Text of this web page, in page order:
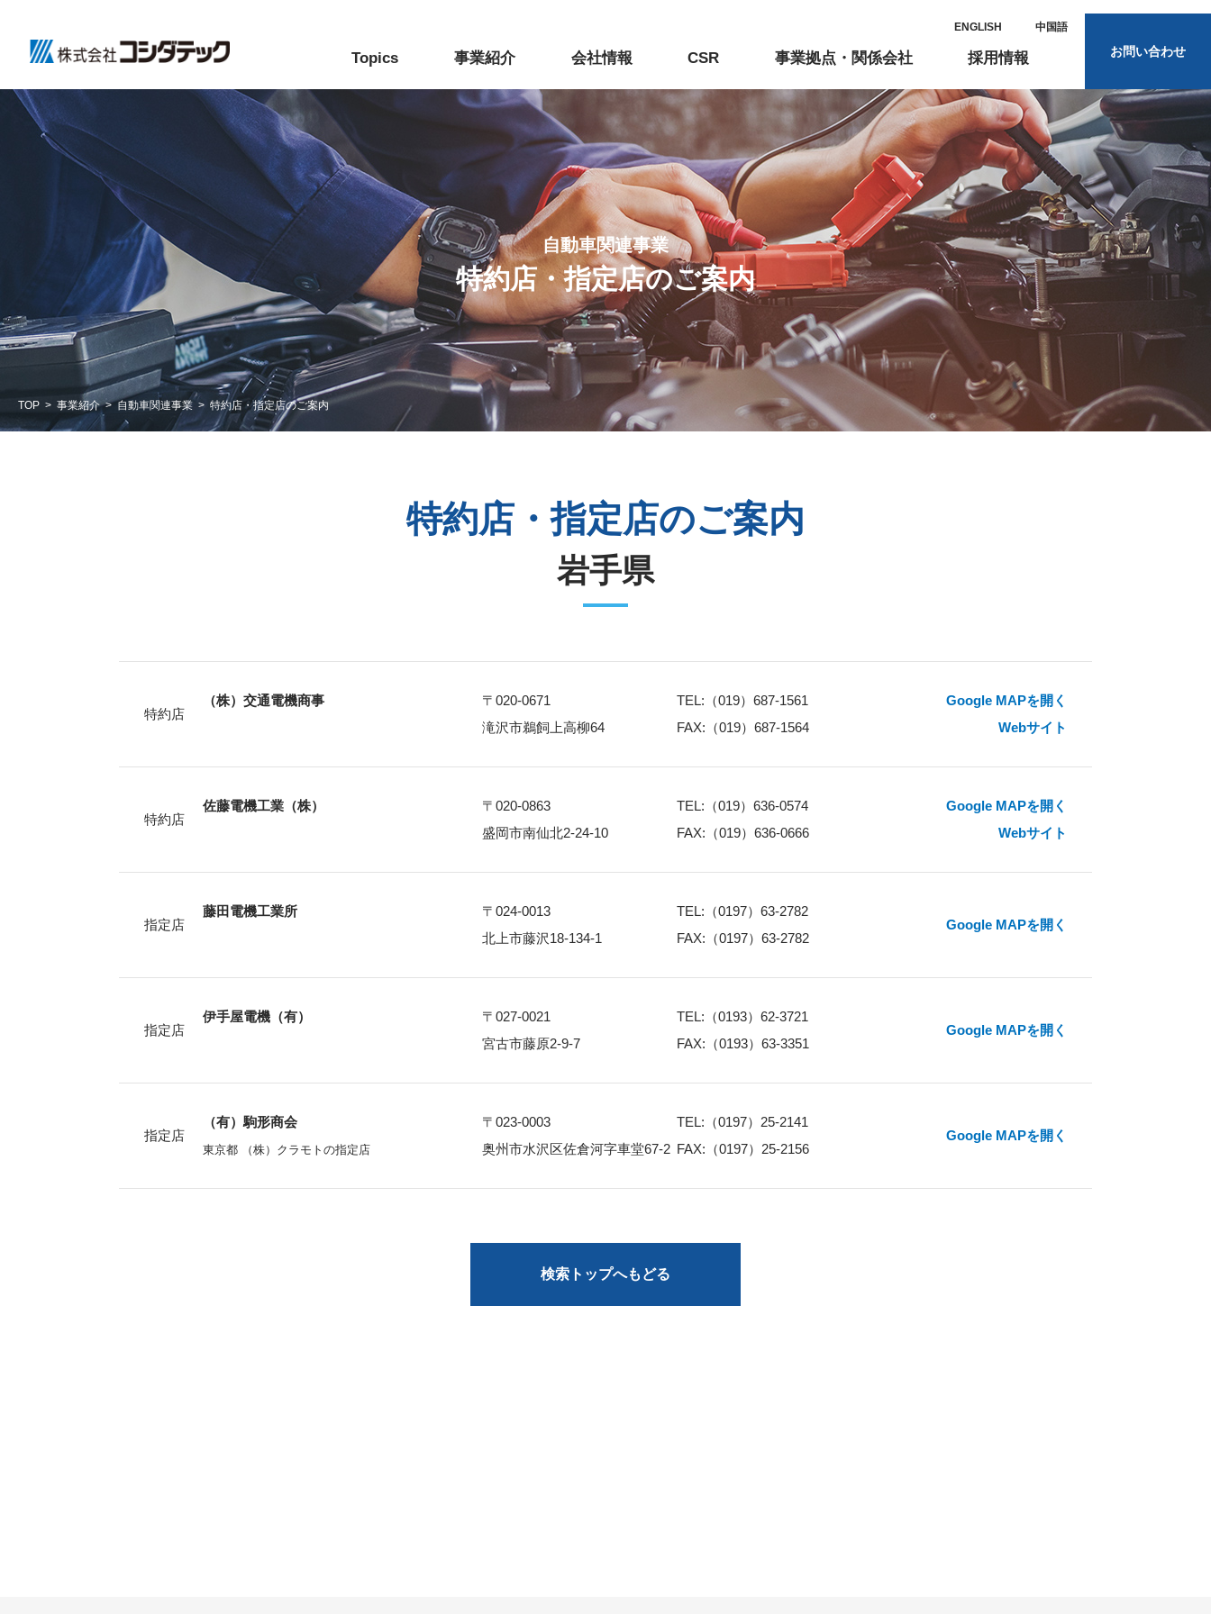
Topics 事業紹介 会社情報 CSR 事業拠点・関係会社 採用情報
ENGLISH 中国語
お問い合わせ
自動車関連事業
特約店・指定店のご案内
TOP 事業紹介 自動車関連事業 特約店・指定店のご案内
特約店・指定店のご案内
岩手県
特約店
（株）交通電機商事
〒020-0671
滝沢市鵜飼上高柳64
TEL:（019）687-1561
FAX:（019）687-1564
Google MAPを開く
Webサイト
特約店
佐藤電機工業（株）
〒020-0863
盛岡市南仙北2-24-10
TEL:（019）636-0574
FAX:（019）636-0666
Google MAPを開く
Webサイト
指定店
藤田電機工業所
〒024-0013
北上市藤沢18-134-1
TEL:（0197）63-2782
FAX:（0197）63-2782
Google MAPを開く
指定店
伊手屋電機（有）
〒027-0021
宮古市藤原2-9-7
TEL:（0193）62-3721
FAX:（0193）63-3351
Google MAPを開く
指定店
（有）駒形商会
東京都 （株）クラモトの指定店
〒023-0003
奥州市水沢区佐倉河字車堂67-2
TEL:（0197）25-2141
FAX:（0197）25-2156
Google MAPを開く
検索トップへもどる